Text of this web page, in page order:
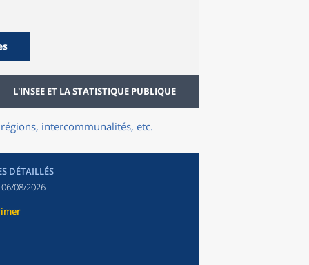
L'INSEE ET LA STATISTIQUE PUBLIQUE
intercommunalités, etc.
DÉTAILLÉS
06/08/2026